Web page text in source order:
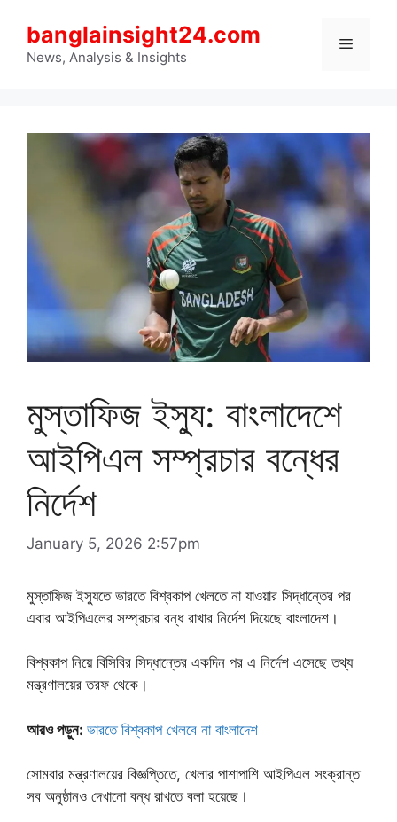
content
banglainsight24.com
News, Analysis & Insights
Menu
মুস্তাফিজ ইস্যু: বাংলাদেশে
আইপিএল সম্প্রচার বন্ধের
নির্দেশ
January 5, 2026 2:57pm
মুস্তাফিজ ইস্যুতে ভারতে বিশ্বকাপ খেলতে না যাওয়ার সিদ্ধান্তের পর
এবার আইপিএলের সম্প্রচার বন্ধ রাখার নির্দেশ দিয়েছে বাংলাদেশ।
বিশ্বকাপ নিয়ে বিসিবির সিদ্ধান্তের একদিন পর এ নির্দেশ এসেছে তথ্য
মন্ত্রণালয়ের তরফ থেকে।
আরও পড়ুন: ভারতে বিশ্বকাপ খেলবে না বাংলাদেশ
সোমবার মন্ত্রণালয়ের বিজ্ঞপ্তিতে, খেলার পাশাপাশি আইপিএল সংক্রান্ত
সব অনুষ্ঠানও দেখানো বন্ধ রাখতে বলা হয়েছে।